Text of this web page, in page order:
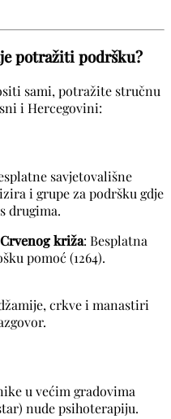
potražiti podršku?
sami, potražite stručnu
i Hercegovini:
savjetovališne
i grupe za podršku gdje
drugima.
križa: Besplatna
pomoć (1264).
crkve i manastiri
u većim gradovima
nude psihoterapiju.